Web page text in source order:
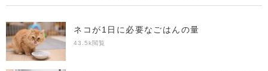
ネコが1日に必要なごはんの量
43.5k閲覧